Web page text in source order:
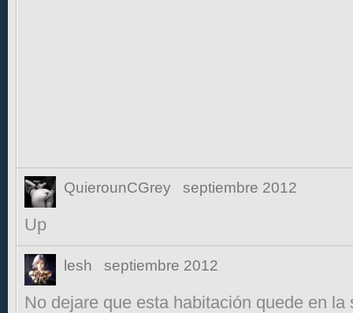
QuierounCGrey septiembre 2012
Up
lesh septiembre 2012
No dejare que esta habitación quede en